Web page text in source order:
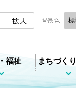
拡大 背景色 標
福祉 まちづく